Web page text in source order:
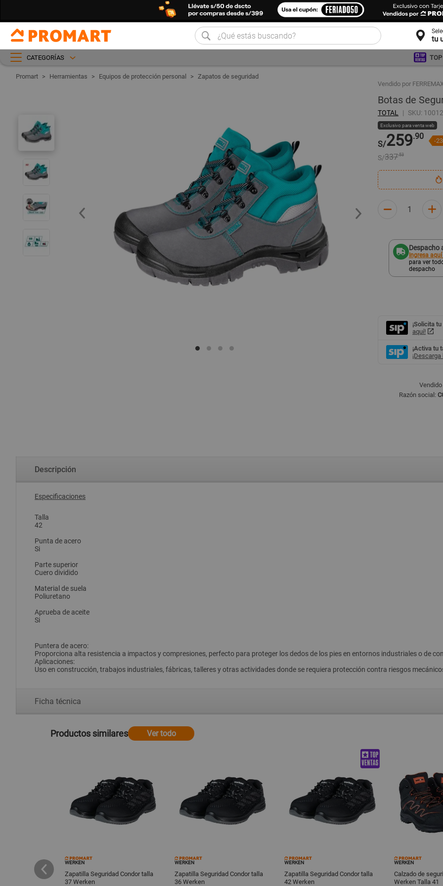
tu
CATEGORÍAS TOP
Herramientas Equipos de protección personal
Zapatos de seguridad
Vendido por
Botas de
TOTAL SKU:
Exclusivo para venta web
S/259.90 -
S/337.53
Despacho
Ingresa
para ver
despacho
¡Solicita
aquí!
¡Activa tu
Razón social:
Descripción
Especificaciones
Talla
42
Punta de acero
Si
Parte superior
Cuero dividido
Material de suela
Poliuretano
Aprueba de aceite
Si
Puntera de acero:
Proporciona alta resistencia a impactos y compresiones, perfecto para proteger los dedos de los pies en entornos industriales o de
Aplicaciones:
Uso en construcción, trabajos industriales, fábricas, talleres y otras actividades donde se requiera protección contra riesgos
Ficha técnica
Productos similares Ver todo
WERKEN
Zapatilla Seguridad Condor talla
37 Werken
WERKEN
Zapatilla Seguridad Condor talla
36 Werken
WERKEN
Zapatilla Seguridad Condor talla
42 Werken
WERKEN
Calzado de
Werken Talla 41